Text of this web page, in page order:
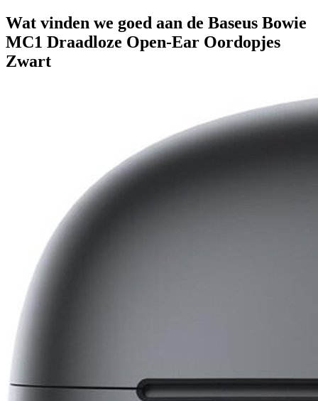
Wat vinden we goed aan de Baseus Bowie
MC1 Draadloze Open-Ear Oordopjes
Zwart